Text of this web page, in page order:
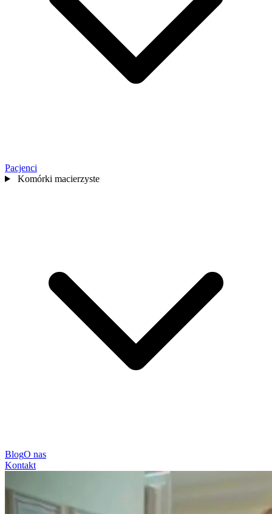
Pacjenci
Komórki macierzyste
BlogO nas
Kontakt